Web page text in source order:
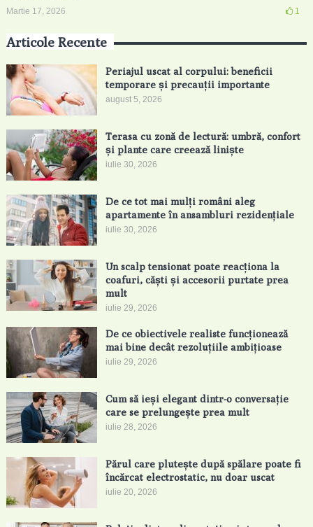
Martie 17, 2026 1
Articole Recente
Periajul uscat al corpului: beneficii
temporare și precauții importante
august 5, 2026
Terasa cu zonă de lectură: umbră, confort
și plante care creează liniște
iulie 30, 2026
De ce tot mai mulți români aleg
apartamente în ansambluri rezidențiale
iulie 30, 2026
Un scalp tensionat poate reacționa la
coafuri, căști și accesorii purtate prea
mult
iulie 29, 2026
De ce obiectivele realiste funcționează
mai bine decât rezoluțiile ambițioase
iulie 29, 2026
Cum să ieși elegant dintr-o conversație
care se prelungește prea mult
iulie 28, 2026
Părul care plutește după spălare poate fi
încărcat electrostatic, nu doar uscat
iulie 20, 2026